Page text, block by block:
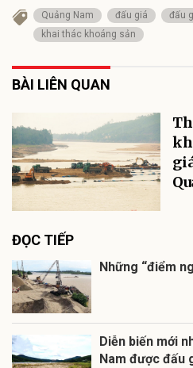
Quảng Nam đấu giá
đấu
khai thác khoáng sản
BÀI LIÊN QUAN
ĐỌC TIẾP
Những “điểm
Diễn biến mới
Nam được đấu